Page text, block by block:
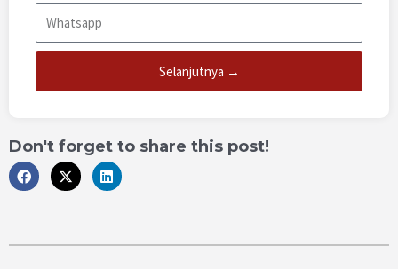
Selanjutnya →
Don't forget to share this post!